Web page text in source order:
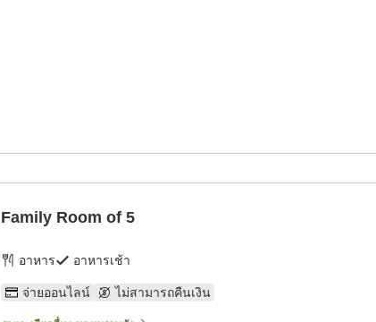
Family Room of 5
อาหาร อาหารเช้า
จ่ายออนไลน์ ไม่สามารถคืนเงิน